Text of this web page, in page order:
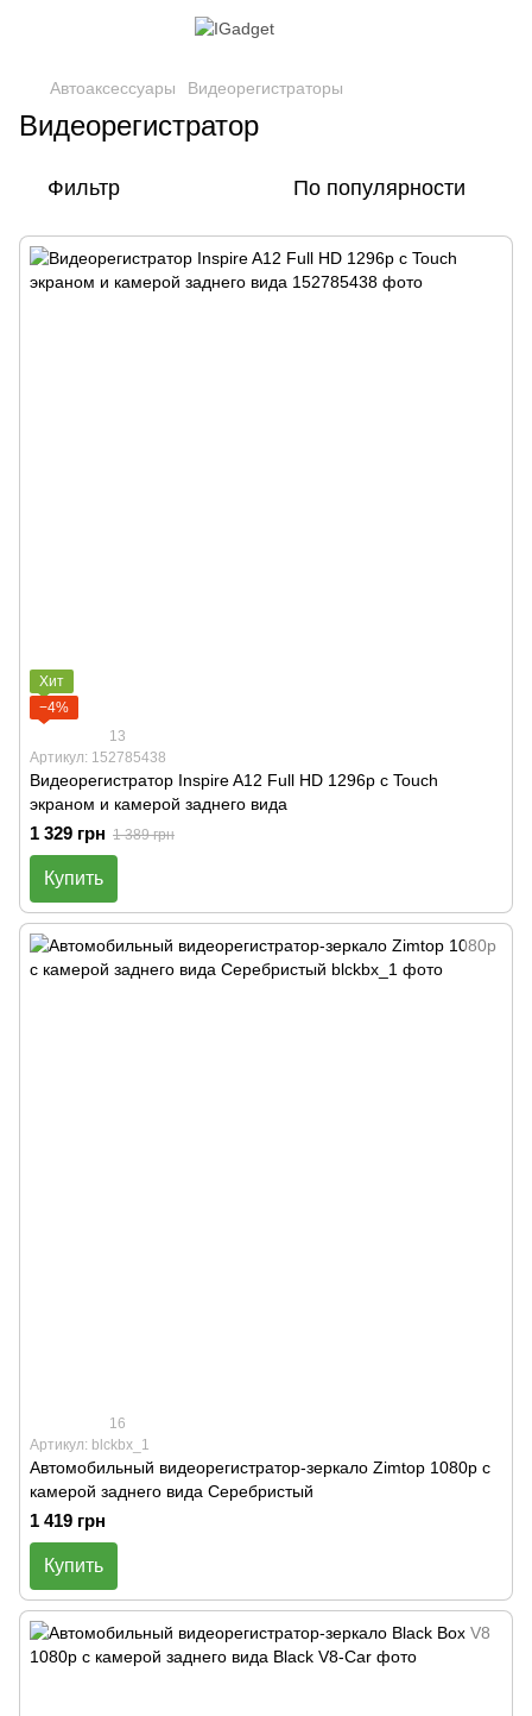
Автоаксессуары Видеорегистраторы
Видеорегистратор
Фильтр По популярности
Хит
−4%
13
Артикул: 152785438
Видеорегистратор Inspire A12 Full HD 1296p с Touch
экраном и камерой заднего вида
1 329 грн 1 389 грн
Купить
16
Артикул: blckbx_1
Автомобильный видеорегистратор-зеркало Zimtop 1080p с
камерой заднего вида Серебристый
1 419 грн
Купить